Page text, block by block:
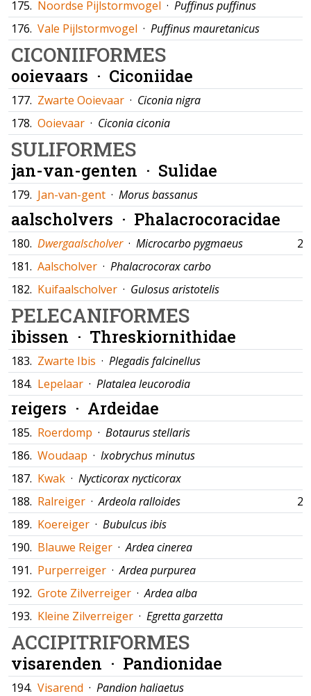
175. Noordse Pijlstormvogel · Puffinus puffinus
176. Vale Pijlstormvogel · Puffinus mauretanicus
CICONIIFORMES
ooievaars · Ciconiidae
177. Zwarte Ooievaar · Ciconia nigra
178. Ooievaar · Ciconia ciconia
SULIFORMES
jan-van-genten · Sulidae
179. Jan-van-gent · Morus bassanus
aalscholvers · Phalacrocoracidae
180. Dwergaalscholver · Microcarbo pygmaeus
181. Aalscholver · Phalacrocorax carbo
182. Kuifaalscholver · Gulosus aristotelis
PELECANIFORMES
ibissen · Threskiornithidae
183. Zwarte Ibis · Plegadis falcinellus
184. Lepelaar · Platalea leucorodia
reigers · Ardeidae
185. Roerdomp · Botaurus stellaris
186. Woudaap · Ixobrychus minutus
187. Kwak · Nycticorax nycticorax
188. Ralreiger ·Ardeola ralloides
189. Koereiger · Bubulcus ibis
190. Blauwe Reiger ·Ardea cinerea
191. Purperreiger ·Ardea purpurea
192. Grote Zilverreiger ·Ardea alba
193. Kleine Zilverreiger · Egretta garzetta
ACCIPITRIFORMES
visarenden · Pandionidae
194. Visarend · Pandion haliaetus